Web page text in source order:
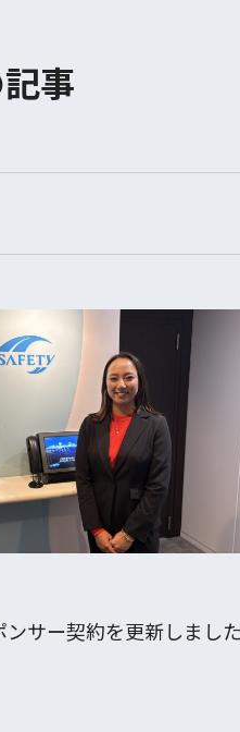
事
サー契約を更新しました